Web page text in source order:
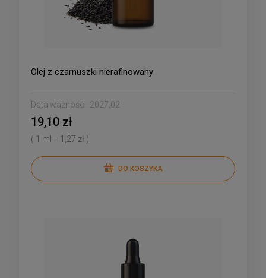
Olej z czarnuszki nierafinowany
Data ważności: 2027.02
19,10 zł
( 1 ml = 1,27 zł )
DO KOSZYKA